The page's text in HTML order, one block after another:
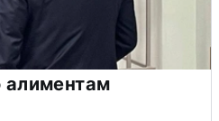
алиментам